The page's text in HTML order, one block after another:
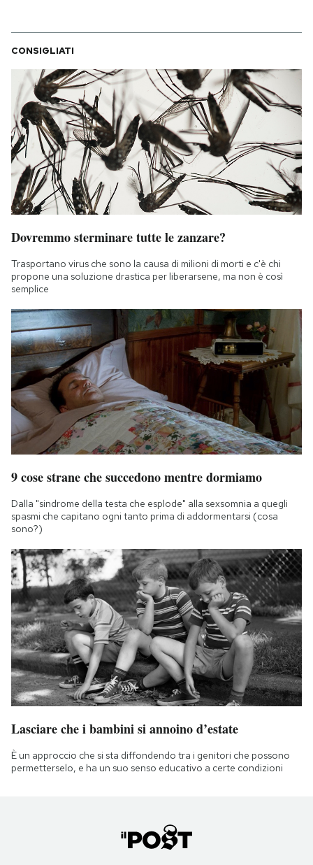
CONSIGLIATI
Dovremmo sterminare tutte le zanzare?
Trasportano virus che sono la causa di milioni di morti e c'è chi
propone una soluzione drastica per liberarsene, ma non è così
semplice
9 cose strane che succedono mentre dormiamo
Dalla "sindrome della testa che esplode" alla sexsomnia a quegli
spasmi che capitano ogni tanto prima di addormentarsi (cosa
sono?)
Lasciare che i bambini si annoino d’estate
È un approccio che si sta diffondendo tra i genitori che possono
permetterselo, e ha un suo senso educativo a certe condizioni